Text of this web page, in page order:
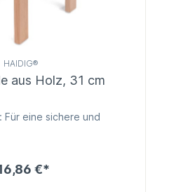
HAIDIG®
aus Holz, 31 cm
eine sichere und
€*